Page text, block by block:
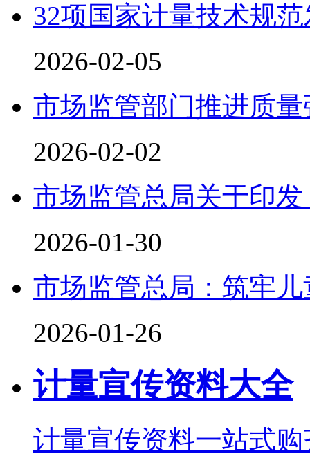
32项国家计量技术规
2026-02-05
市场监管部门推进质
2026-02-02
市场监管总局关于印
2026-01-30
市场监管总局：筑牢
2026-01-26
计量宣传资料大全
计量宣传资料一站式购